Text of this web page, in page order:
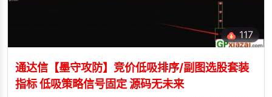
117
通达信【墨守攻防】竞价低吸排序/副图选股套装
指标 低吸策略信号固定 源码无未来